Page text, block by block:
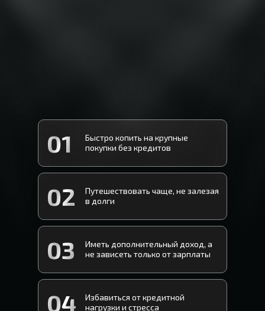
Быстро копить на крупные
покупки без кредитов
01
Путешествовать чаще, не залезая
в долги
02
Иметь дополнительный доход, а
не зависеть только от зарплаты
03
Избавиться от кредитной
нагрузки и стресса
04